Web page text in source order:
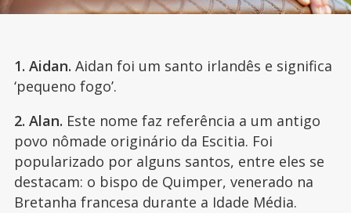
1. Aidan. Aidan foi um santo irlandês e significa
‘pequeno fogo’.
2. Alan. Este nome faz referência a um antigo
povo nômade originário da Escitia. Foi
popularizado por alguns santos, entre eles se
destacam: o bispo de Quimper, venerado na
Bretanha francesa durante a Idade Média.